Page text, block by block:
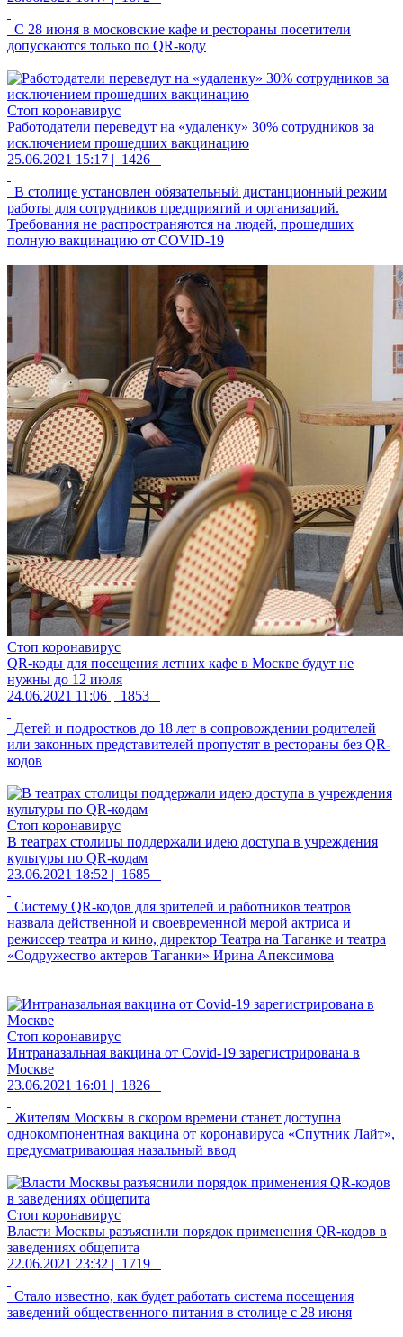
С 28 июня в московские кафе и рестораны посетители
допускаются только по QR-коду
Стоп коронавирус
Работодатели переведут на «удаленку» 30% сотрудников за
исключением прошедших вакцинацию
25.06.2021 15:17 | 1426
В столице установлен обязательный дистанционный режим
работы для сотрудников предприятий и организаций.
Требования не распространяются на людей, прошедших
полную вакцинацию от COVID-19
Стоп коронавирус
QR-коды для посещения летних кафе в Москве будут не
нужны до 12 июля
24.06.2021 11:06 | 1853
Детей и подростков до 18 лет в сопровождении родителей
или законных представителей пропустят в рестораны без QR-
кодов
Стоп коронавирус
В театрах столицы поддержали идею доступа в учреждения
культуры по QR-кодам
23.06.2021 18:52 | 1685
Систему QR-кодов для зрителей и работников театров
назвала действенной и своевременной мерой актриса и
режиссер театра и кино, директор Театра на Таганке и театра
«Содружество актеров Таганки» Ирина Апексимова
Стоп коронавирус
Интраназальная вакцина от Covid-19 зарегистрирована в
Москве
23.06.2021 16:01 | 1826
Жителям Москвы в скором времени станет доступна
однокомпонентная вакцина от коронавируса «Спутник Лайт»,
предусматривающая назальный ввод
Стоп коронавирус
Власти Москвы разъяснили порядок применения QR-кодов в
заведениях общепита
22.06.2021 23:32 | 1719
Стало известно, как будет работать система посещения
заведений общественного питания в столице с 28 июня